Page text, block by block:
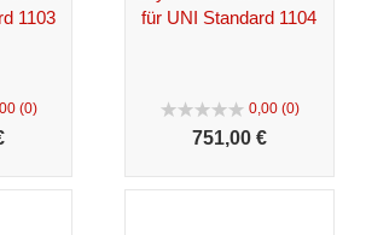
1103
(0)
für UNI Standard 1104
0,00 (0)
751,00 €